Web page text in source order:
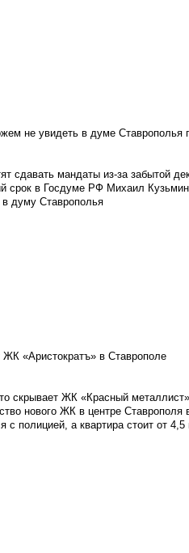
не увидеть в думе Ставрополья
сдавать мандаты из-за забытой
срок в Госдуме РФ Михаил Кузьмин
в думу Ставрополья
«Аристократъ» в Ставрополе
скрывает ЖК «Красный
нового ЖК в центре Ставрополя
полицией, а квартира стоит от